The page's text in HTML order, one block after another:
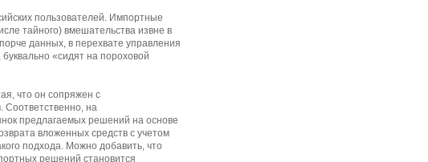
пользователей. Импортные
тайного) вмешательства извне в
данных, в перехвате управления
«сидят на пороховой
что он сопряжен с
Соответственно, на
предлагаемых решений на основе
вложенных средств с учетом
подхода. Можно добавить, что
решений становится